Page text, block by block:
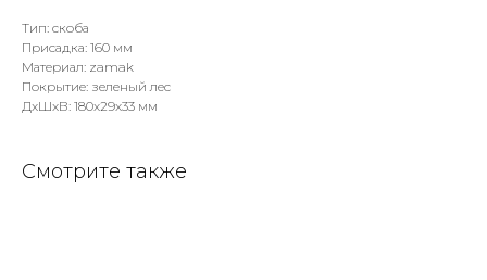
Тип: скоба
Присадка: 160 мм
Материал: zamak
Покрытие: зеленый лес
ДxШxВ: 180x29x33 мм
Смотрите также